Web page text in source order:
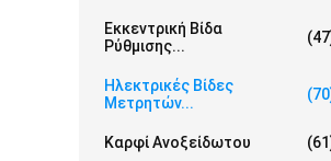
Εκκεντρική Βίδα
Ρύθμισης...
Ηλεκτρικές Βίδες
Μετρητών...
Καρφί Ανοξείδωτου